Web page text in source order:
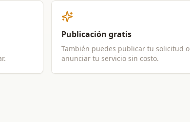
Publicación gratis
También puedes publicar tu solicitud o
anunciar tu servicio sin costo.